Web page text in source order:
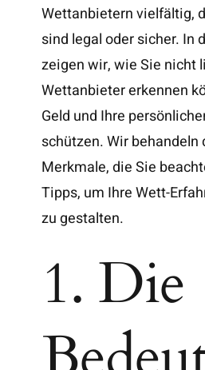
Wettanbietern vielfältig,
sind legal oder sicher. In
zeigen wir, wie Sie nicht
Wettanbieter erkennen
Geld und Ihre
schützen. Wir
Merkmale, die Sie
Tipps, um Ihre Wett-
zu gestalten.
1. Die